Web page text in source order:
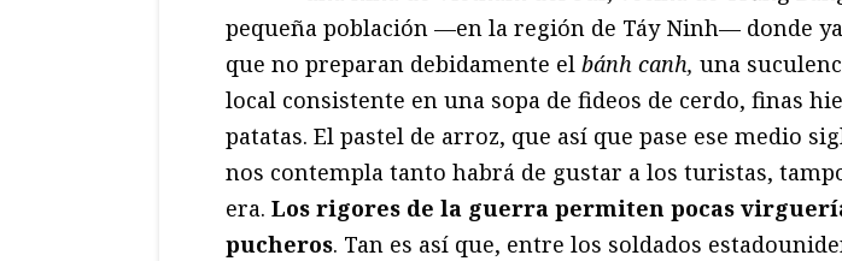
pequeña población —en la región de Táy Ninh— donde
que no preparan debidamente el bánh canh, una
local consistente en una sopa de fideos de cerdo, finas
patatas. El pastel de arroz, que así que pase ese medio
nos contempla tanto habrá de gustar a los turistas,
era. Los rigores de la guerra permiten pocas
pucheros. Tan es así que, entre los soldados